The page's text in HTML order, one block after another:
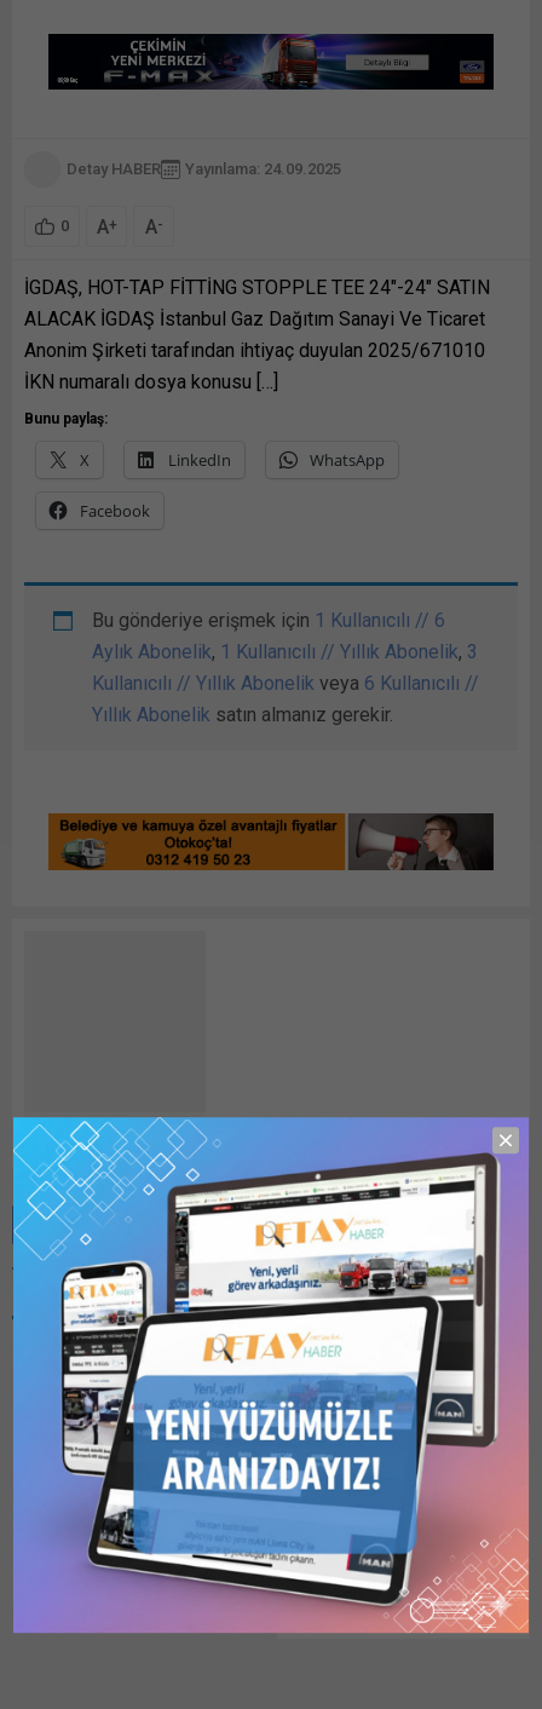
Detay HABER Yayınlama: 24.09.2025
0 A+ A-
İGDAŞ, HOT-TAP FİTTİNG STOPPLE TEE 24″-24″ SATIN
ALACAK İGDAŞ İstanbul Gaz Dağıtım Sanayi Ve Ticaret
Anonim Şirketi tarafından ihtiyaç duyulan 2025/671010
İKN numaralı dosya konusu […]
Bunu paylaş:
X LinkedIn WhatsApp
Facebook
Bu gönderiye erişmek için 1 Kullanıcılı // 6
Aylık Abonelik, 1 Kullanıcılı // Yıllık Abonelik, 3
Kullanıcılı // Yıllık Abonelik veya 6 Kullanıcılı //
Yıllık Abonelik satın almanız gerekir.
Detay HABER
Benzer Konular
Bu kategori yalnızca
üyeler tarafından
görüntülenebilir. Bu
kategoriyi
görüntülemek için1
Kullanıcılı // 6 Aylık
Abonelik
1 Kullanıcılı
// Yıllık Abonelik ,3
Kullanıcılı // Yıllık
Abonelik
veya
Kullanıcılı // Yıllık
Aboneliksatın alarak
kaydolun.
BOTAŞ, DGBH ÇELİK
BORU İHALESİNİ ÜMRAN
ÇELİK BORU KAZANDI
Boru Hatları İle Petrol
Taşıma A.Ş. Genel
Müdürlüğü (BOTAŞ)
tarafından 26 Ocak 2026
tarihinde firmalardan
28.02.2026 0